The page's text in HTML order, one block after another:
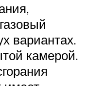
вариантах.
камерой.